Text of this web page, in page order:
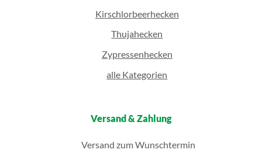
Kirschlorbeerhecken
Thujahecken
Zypressenhecken
alle Kategorien
Versand & Zahlung
Versand zum Wunschtermin